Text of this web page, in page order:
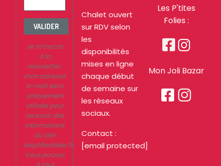
VALIDER
Je m’inscris
à la
newsletter.
mon adresse
e-mail sera
uniquement
utilisée pour
recevoir des
informations
du site
lesptitesfolies.fr.
Vous pouvez
Chalet ouvert
sur RDV selon
les
disponibilités
mises en ligne
chaque début
de semaine sur
les réseaux
sociaux.
Contact :
[email protected]
Les P'tites
Folies :
 
Mon Joli Bazar
 